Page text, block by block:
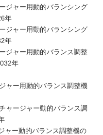
ジャー用動的バランシング
年
ジャー用動的バランシング
年
ジャー用動的バランス調整
年
ャー用動的バランス調整機
ャージャー動的バランス調
ャー動的バランス調整機の